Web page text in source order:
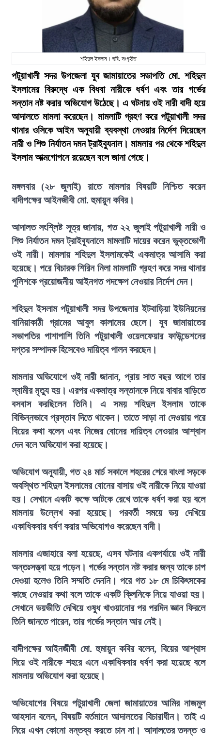
শহিদুল ইসলাম। ছবি: সংগৃহীত
পটুয়াখালী সদর উপজেলা যুব জামায়াতের সভাপতি মো. শহিদুল
ইসলামের বিরুদ্ধে এক বিধবা নারীকে ধর্ষণ এবং তার গর্ভের
সন্তান নষ্ট করার অভিযোগ উঠেছে। এ ঘটনায় ওই নারী বাদী হয়ে
আদালতে মামলা করেছেন। মামলাটি গ্রহণ করে পটুয়াখালী সদর
থানার ওসিকে আইন অনুযায়ী ব্যবস্থা নেওয়ার নির্দেশ দিয়েছেন
নারী ও শিশু নির্যাতন দমন ট্রাইব্যুনাল। মামলার পর থেকে শহিদুল
ইসলাম আত্মগোপনে রয়েছেন বলে জানা গেছে।
মঙ্গলবার (২৮ জুলাই) রাতে মামলার বিষয়টি নিশ্চিত করেন
বাদীপক্ষের আইনজীবী মো. হুমায়ুন কবির।
আদালত সংশ্লিষ্ট সূত্র জানায়, গত ২২ জুলাই পটুয়াখালী নারী ও
শিশু নির্যাতন দমন ট্রাইব্যুনালে মামলাটি দায়ের করেন ভুক্তভোগী
ওই নারী। মামলায় শহিদুল ইসলামকেই একমাত্র আসামি করা
হয়েছে। পরে বিচারক শিরিন নিলা মামলাটি গ্রহণ করে সদর থানার
পুলিশকে প্রয়োজনীয় আইনগত পদক্ষেপ নেওয়ার নির্দেশ দেন।
শহিদুল ইসলাম পটুয়াখালী সদর উপজেলার ইটবাড়িয়া ইউনিয়নের
বানিয়াকাঠী গ্রামের আবুল কালামের ছেলে। যুব জামায়াতের
সভাপতির পাশাপাশি তিনি পটুয়াখালী ওয়েলফেয়ার ফাউন্ডেশনের
দপ্তর সম্পাদক হিসেবেও দায়িত্ব পালন করছেন।
মামলার অভিযোগে ওই নারী জানান, প্রায় সাত বছর আগে তার
স্বামীর মৃত্যু হয়। এরপর একমাত্র সন্তানকে নিয়ে বাবার বাড়িতে
বসবাস করছিলেন তিনি। এ সময় শহিদুল ইসলাম তাকে
বিভিন্নভাবে প্রস্তাব দিতে থাকেন। তাতে সাড়া না দেওয়ায় পরে
বিয়ের কথা বলেন এবং নিজের বোনের দায়িত্ব নেওয়ার আশ্বাস
দেন বলে অভিযোগ করা হয়েছে।
অভিযোগ অনুযায়ী, গত ২৪ মার্চ সকালে শহরের শেরে বাংলা সড়কে
অবস্থিত শহিদুল ইসলামের বোনের বাসায় ওই নারীকে নিয়ে যাওয়া
হয়। সেখানে একটি কক্ষে আটকে রেখে তাকে ধর্ষণ করা হয় বলে
মামলায় উল্লেখ করা হয়েছে। পরবর্তী সময়ে ভয় দেখিয়ে
একাধিকবার ধর্ষণ করার অভিযোগও করেছেন বাদী।
মামলার এজাহারে বলা হয়েছে, এসব ঘটনার একপর্যায়ে ওই নারী
অন্তঃসত্ত্বা হয়ে পড়েন। গর্ভের সন্তান নষ্ট করার জন্য তাকে চাপ
দেওয়া হলেও তিনি সম্মতি দেননি। পরে গত ১৮ মে চিকিৎসকের
কাছে নেওয়ার কথা বলে তাকে একটি ক্লিনিকে নিয়ে যাওয়া হয়।
সেখানে ভয়ভীতি দেখিয়ে ওষুধ খাওয়ানোর পর পরদিন জ্ঞান ফিরলে
তিনি জানতে পারেন, তার গর্ভের সন্তান আর নেই।
বাদীপক্ষের আইনজীবী মো. হুমায়ুন কবির বলেন, বিয়ের আশ্বাস
দিয়ে ওই নারীকে শহরে এনে একাধিকবার ধর্ষণ করা হয়েছে বলে
মামলায় অভিযোগ করা হয়েছে।
অভিযোগের বিষয়ে পটুয়াখালী জেলা জামায়াতের আমির নাজমুল
আহসান বলেন, বিষয়টি বর্তমানে আদালতের বিচারাধীন। তাই এ
নিয়ে এখন কোনো মন্তব্য করতে চান না। আদালতের তদন্ত ও